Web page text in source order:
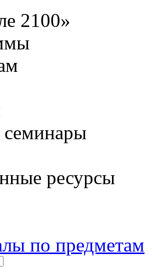
2100»
ресурсы
по предметам